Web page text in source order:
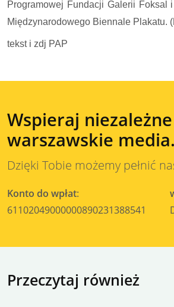
Programowej Fundacji Galerii Foksal
Międzynarodowego Biennale Plakatu.
tekst i zdj PAP
Wspieraj niezależne
warszawskie media.
Dzięki Tobie możemy pełnić
Konto do wpłat:
61102049000000890231388541
Przeczytaj również